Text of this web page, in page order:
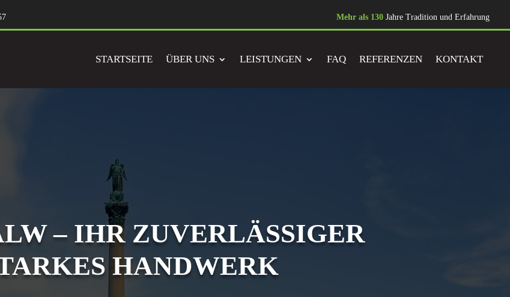
Mehr als 130 Jahre Tradition und Erfahrung
STARTSEITE ÜBER UNS LEISTUNGEN FAQ REFERENZEN KONTAKT
– IHR ZUVERLÄSSIGER
HANDWERK